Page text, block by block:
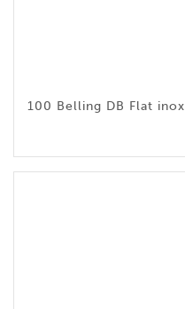
100 Belling DB Flat inox